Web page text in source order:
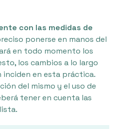
con las medidas de
ponerse en manos del
en todo momento los
los cambios a lo largo
en esta práctica.
del mismo y el uso de
tener en cuenta las